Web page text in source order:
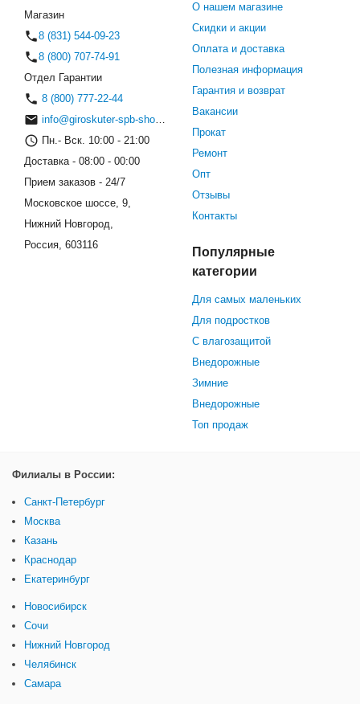
Магазин
8 (831) 544-09-23
8 (800) 707-74-91
Отдел Гарантии
8 (800) 777-22-44
info@giroskuter-spb-shop.ru
Пн.- Вск. 10:00 - 21:00
Доставка - 08:00 - 00:00
Прием заказов - 24/7
Московское шоссе, 9,
Нижний Новгород,
Россия, 603116
О нашем магазине
Скидки и акции
Оплата и доставка
Полезная информация
Гарантия и возврат
Вакансии
Прокат
Ремонт
Опт
Отзывы
Контакты
Популярные
категории
Для самых маленьких
Для подростков
С влагозащитой
Внедорожные
Зимние
Внедорожные
Топ продаж
Филиалы в России:
Санкт-Петербург
Москва
Казань
Краснодар
Екатеринбург
Новосибирск
Сочи
Нижний Новгород
Челябинск
Самара